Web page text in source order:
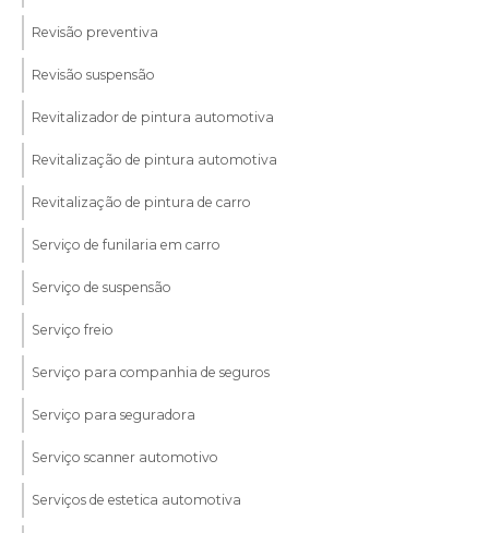
Revisão preventiva
Revisão suspensão
Revitalizador de pintura automotiva
Revitalização de pintura automotiva
Revitalização de pintura de carro
Serviço de funilaria em carro
Serviço de suspensão
Serviço freio
Serviço para companhia de seguros
Serviço para seguradora
Serviço scanner automotivo
Serviços de estetica automotiva